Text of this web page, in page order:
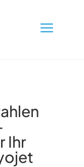
a
Ihr